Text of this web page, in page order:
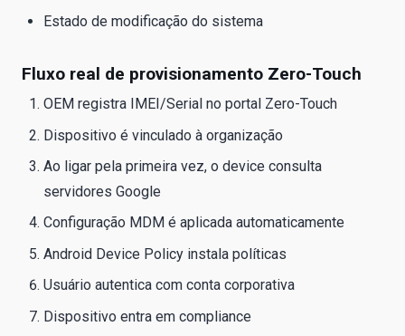
Estado de modificação do sistema
Fluxo real de provisionamento Zero-Touch
OEM registra IMEI/Serial no portal Zero-Touch
Dispositivo é vinculado à organização
Ao ligar pela primeira vez, o device consulta
servidores Google
Configuração MDM é aplicada automaticamente
Android Device Policy instala políticas
Usuário autentica com conta corporativa
Dispositivo entra em compliance